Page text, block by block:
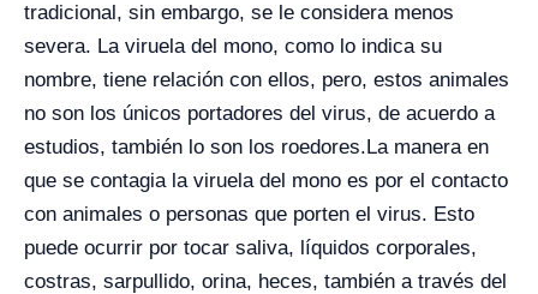
tradicional, sin embargo, se le considera menos
severa. La viruela del mono, como lo indica su
nombre, tiene relación con ellos, pero, estos animales
no son los únicos portadores del virus, de acuerdo a
estudios, también lo son los roedores.La manera en
que se contagia la viruela del mono es por el contacto
con animales o personas que porten el virus. Esto
puede ocurrir por tocar saliva, líquidos corporales,
costras, sarpullido, orina, heces, también a través del